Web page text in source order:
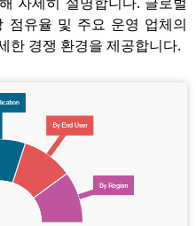
점유율 및 주요 운영 업체의
한 경쟁 환경을 제공합니다.